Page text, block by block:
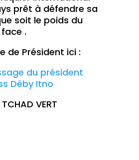
prêt à défendre sa
soit le poids du
.
de Président ici :
du président
Déby Itno
VERT